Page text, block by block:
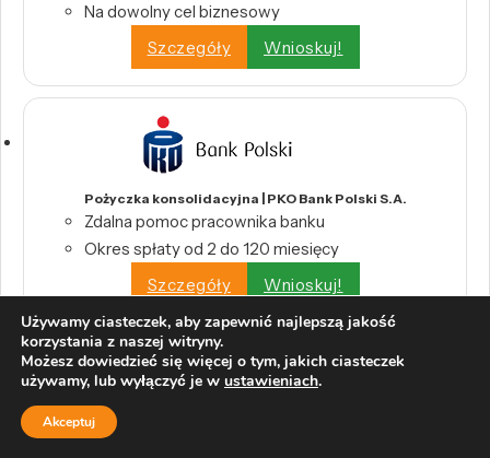
Na dowolny cel biznesowy
Szczegóły
Wnioskuj!
Pożyczka konsolidacyjna | PKO Bank Polski S.A.
Zdalna pomoc pracownika banku
Okres spłaty od 2 do 120 miesięcy
Szczegóły
Wnioskuj!
Konsolidacja kredytów i pożyczek | CreditHelp
Używamy ciasteczek, aby zapewnić najlepszą jakość
korzystania z naszej witryny.
Możesz dowiedzieć się więcej o tym, jakich ciasteczek
używamy, lub wyłączyć je w ustawieniach.
Akceptuj